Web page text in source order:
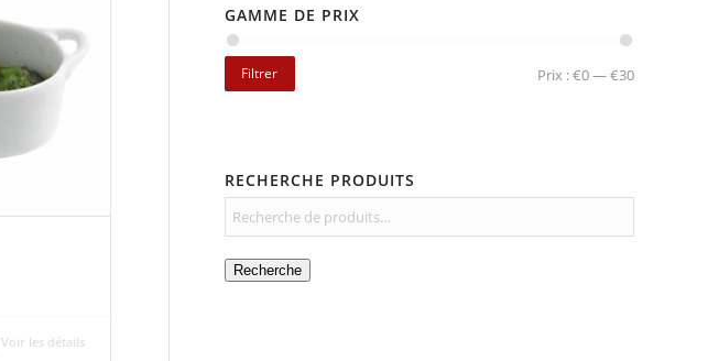
Voir les détails
GAMME DE PRIX
Filtrer Prix :€0—€30
RECHERCHE PRODUITS
Recherche